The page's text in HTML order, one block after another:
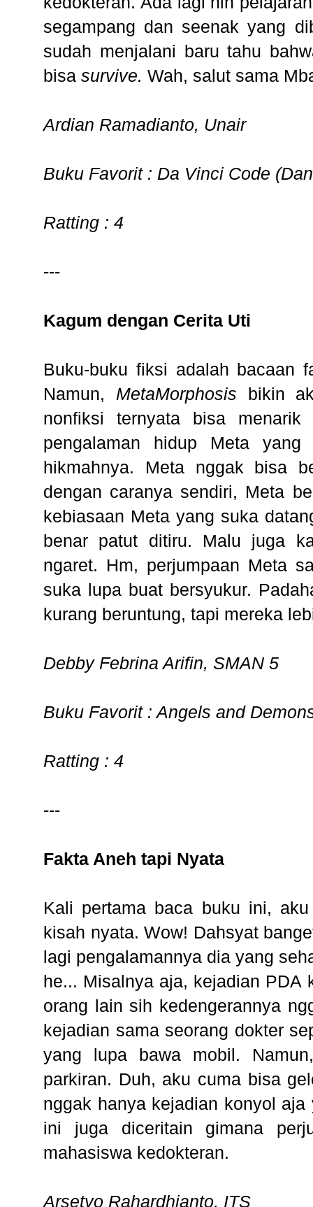
segampang dan seenak yang
sudah menjalani baru tahu
bisa survive. Wah, salut sama
Ardian Ramadianto, Unair
Buku Favorit : Da Vinci Code
Ratting : 4
---
Kagum dengan Cerita Uti
Buku-buku fiksi adalah bacaan
Namun, MetaMorphosis bikin
nonfiksi ternyata bisa menarik
pengalaman hidup Meta
hikmahnya. Meta nggak bisa
dengan caranya sendiri, Meta
kebiasaan Meta yang suka
benar patut ditiru. Malu juga
ngaret. Hm, perjumpaan Meta
suka lupa buat bersyukur.
kurang beruntung, tapi mereka
Debby Febrina Arifin, SMAN 5
Buku Favorit : Angels and
Ratting : 4
---
Fakta Aneh tapi Nyata
Kali pertama baca buku ini,
kisah nyata. Wow! Dahsyat
lagi pengalamannya dia yang
he... Misalnya aja, kejadian PDA
orang lain sih kedengerannya
kejadian sama seorang dokter
yang lupa bawa mobil.
parkiran. Duh, aku cuma bisa
nggak hanya kejadian konyol
ini juga diceritain gimana
mahasiswa kedokteran.
Arsetyo Rahardhianto, ITS